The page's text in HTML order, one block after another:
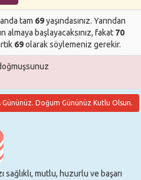
tam 69yaşındasınız. Yarından
almaya başlayacaksınız, fakat 70
69olarak söylemeniz gerekir.
Gününüz. Doğum Gününüz Kutlu Olsun.
sağlıklı, mutlu, huzurlu ve başarı